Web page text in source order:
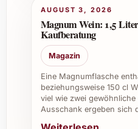
hergestellt?
Dieser Wein wird
Informationen zur
Produktion sind beim
erfragen.
Warum lohnt es sich,
AUGUST 3, 2026
Magnum Wein: 1,5
Kaufberatung
Magazin
Eine Magnumflasche
beziehungsweise 150 cl
viel wie zwei
Ausschank ergeben sich